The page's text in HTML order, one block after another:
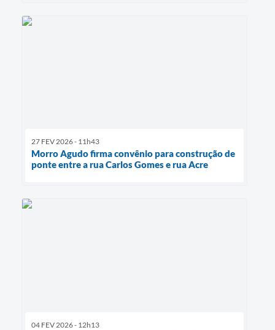
27 FEV 2026 - 11h43
Morro Agudo firma convênio para construção de
ponte entre a rua Carlos Gomes e rua Acre
04 FEV 2026 - 12h13